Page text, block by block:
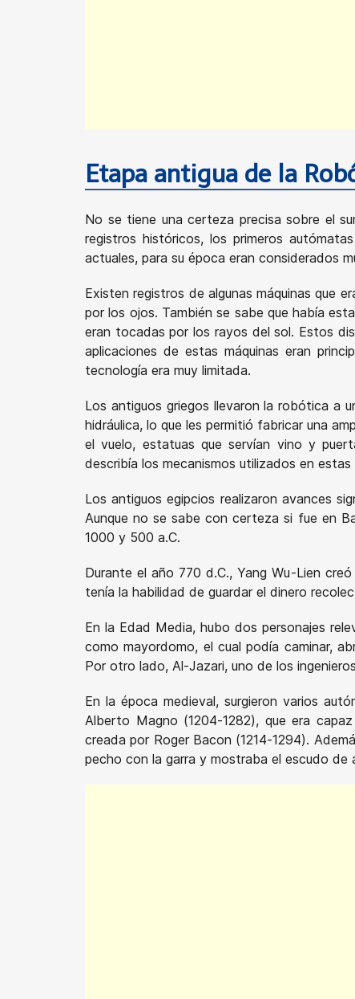
Etapa antigua de la
No se tiene una certeza precisa sobre el
registros históricos, los primeros
actuales, para su época eran considerados
Existen registros de algunas máquinas que
por los ojos. También se sabe que había
eran tocadas por los rayos del sol. Estos
aplicaciones de estas máquinas eran
tecnología era muy limitada.
Los antiguos griegos llevaron la robótica a
hidráulica, lo que les permitió fabricar una
el vuelo, estatuas que servían vino y
describía los mecanismos utilizados en estas
Los antiguos egipcios realizaron avances
Aunque no se sabe con certeza si fue en
1000 y 500 a.C.
Durante el año 770 d.C., Yang Wu-Lien
tenía la habilidad de guardar el dinero
En la Edad Media, hubo dos personajes
como mayordomo, el cual podía caminar,
Por otro lado, Al-Jazari, uno de los
En la época medieval, surgieron varios
Alberto Magno (1204-1282), que era
creada por Roger Bacon (1214-1294).
pecho con la garra y mostraba el escudo de